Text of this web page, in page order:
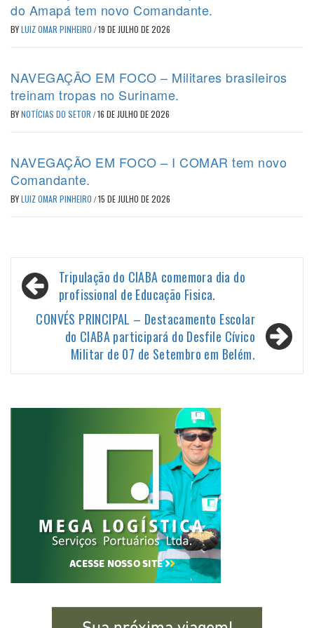
do Amapá tem novo Comandante.
BYLUIZ OMAR PINHEIRO /19 DE JULHO DE 2026
NAVEGAÇÃO EM FOCO – Militares brasileiros
treinam tropas no Suriname.
BYNOTÍCIAS DO SETOR /16 DE JULHO DE 2026
NAVEGAÇÃO EM FOCO – I COMAR tem novo
Comandante.
BYLUIZ OMAR PINHEIRO /15 DE JULHO DE 2026
Navegação
de
Post
Tripulação do CIABA comemora dia do
profissional de Educação Fisica.
CONVÉS PRINCIPAL – Destacamento Escolar
do CIABA participará do Desfile Cívico
Militar de 07 de Setembro em Belém.